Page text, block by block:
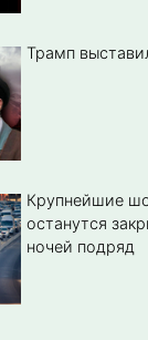
Трамп
Крупнейшие
останутся
ночей подряд